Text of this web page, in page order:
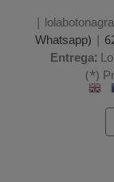
|
Whatsapp) |
Entrega:
(*)